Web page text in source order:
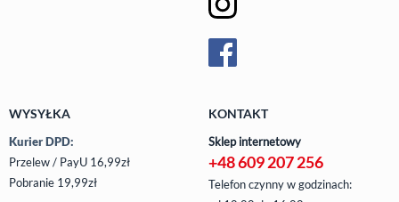
WYSYŁKA
Kurier DPD:
Przelew / PayU 16,99zł
Pobranie 19,99zł
KONTAKT
Sklep internetowy
+48 609 207 256
Telefon czynny w godzinach: